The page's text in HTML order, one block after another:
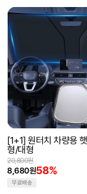
[1+1] 원터치 차량용
형/대형
8,680원58%
20,800원
무료배송